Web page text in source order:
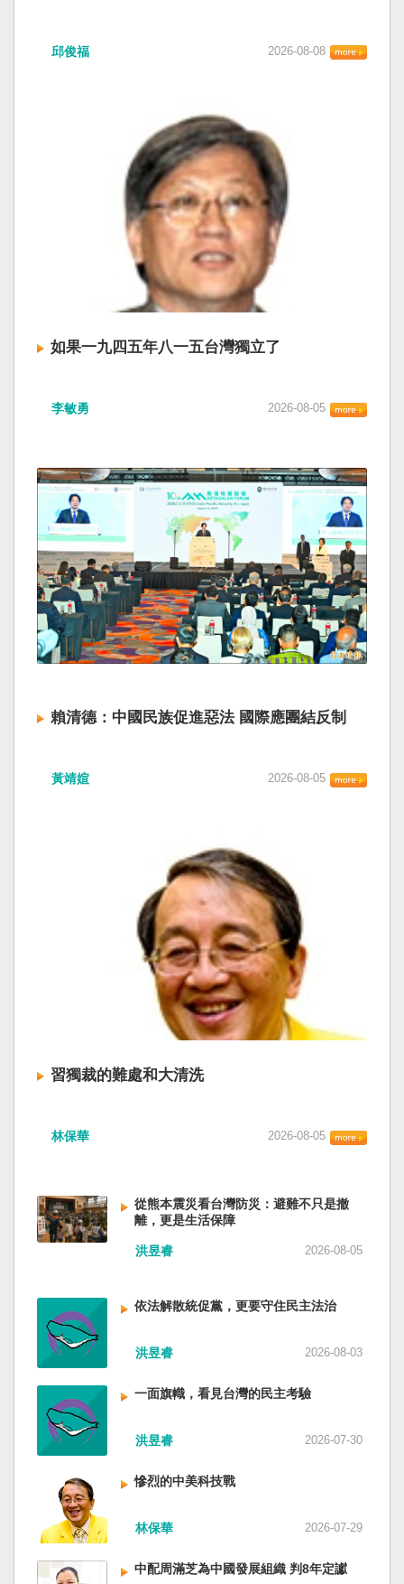
「將對經過台灣海峽南口北上船舶實施交通管
視網） 陸委會：中共無理粗魯聲明 極其可笑 中國
廣東海事局公告，受到颱風白海豚影響，「將對
經過台灣海峽南口北上船舶實施交通管制」。海
巡署昨晚嚴正駁斥，強調中國無任何權利在台灣
海峽實施交通管制。陸委會也表示，中共假借颱
風名義聲稱管制相關海域，違反聯合國海洋法公
約等國際規範，「中共有關部門的無理粗魯聲明
是對國際秩序與規範的無知、漠視與踐踏，極其
可笑」。 中國海事局官網六日公告，颱風白海豚
將影響台灣海峽及周邊海域，廣東海事局決定六
日晚間六時起，對經過台灣海峽南口北上船舶實
施交通管制，各船舶必須遵守交通管制要求，聽
從現場海事管理機構指揮。 海巡署昨表示，台灣
自由」原則，中國無任何權利對該水域實施「管
之實的認知作戰，企圖藉海事管制將台海內水
化，予以最嚴厲譴責，並要求中方恪守國際規
範，避免破壞區域的和平穩定。 海巡署同時強
調，將持續運用聯合情監偵手段，全天候掌握我
國周邊海域動態，目前未偵獲中國船舶異常舉
動，亦未接獲航商反映遭到廣播干擾，提醒航經
該海域之商貨輪，如接獲中方廣播時，無需理會
中方要求，並請立即通報相關單位，海巡署將會
採取一切必要手段，確保船舶航行自由與安全。
邱俊福 2026-08-08
如果一九四五年八一五台灣獨立了
的歷史就不會有中國國民黨，也不會捲入迄今仍
兩岸已有正常外交，中國也可致力提升國民福
祉。 如果一九四五年八一五台灣獨立了，就像二
戰後許多殖民地選擇獨立，成為杭廷頓第二波民
主化的歷史。獨立的台灣會像脫離日本殖民的韓
國，八一五這一天成為獨立紀念日及光復節。不
同於有國家歷史的朝鮮，台灣是新興國家，開展
自己國家的歷史。台灣沒有像朝鮮的左右路線競
逐政權，造成內戰形成南韓、北朝分裂國家的歷
史。或許會有左右路線政黨，形塑台灣的國家之
路。 如果一九四五年八一五台灣獨立了，一九四
史就會是另一種局面，與台灣無關。台灣沒有中
四五年八一五台灣獨立了，台灣會成為東亞漢字
客家話、原住民各族語也不會被壓迫。 如果一九
四五年八一五台灣獨立了，台灣早已是聯合國會
員國，也不至於迄今仍以國體不明的身分爭取加
入聯合國。當然不會捲入國內戰後兩個中國的鬥
爭。當然也沒有以反共為名、行專政之實的卅八
年戒嚴讓許多政治受難者的母親長期在黑夜哭
泣。 如果一九四五年八一五台灣獨立了，台灣早
已民主化，不必有長期戒嚴體制的壓迫，也沒有
隨中國國民黨從中國流亡到台灣形成的流亡殖民
群落留下來的遺民問題。漢字文化圈的國家台灣
來台也是中國僑民或台灣新住民、新國民，而不
國民養成過程的教育被教導成一個虛構的大國，
北相連，四面海域環抱，是島嶼國度不是大陸國
家。 一九四五年八一五，台灣人在祖國的迷惘與
迷障中做了錯誤的選擇，不只造成台灣集體命運
好好建構我們尚未正常化的國家。台灣是小而
美、豐裕而堅強，在太平洋西南海域，一個閃亮
的國家。 中國啊！請獨立於台灣之外吧！如果在
意收拾「中華民國」這個你們立鑄為繼承之國碑
銘的國號，台灣也會尊重歷史，對殘餘中國做歷
史的了結，寫下句點。生活在台灣的人們應共同
起造一個對「中國」不構成侵權的新國家，開啟
歷史的新樂章。歷史不會重來，但提供教訓。
李敏勇 2026-08-05
賴清德：中國民族促進惡法 國際應團結反制
「民族團結進步促進法」對各國人民進行政治審
統賴清德昨日於凱達格蘭論壇致詞表示，中國的
「民促法」不僅侵害台灣主權，更透過跨國鎮
壓，對世界各國人民進行政治審查、製造寒蟬效
應，是國際社會應該團結反制的惡法；台灣不會
接受統戰滲透和紅色恐怖、不會坐視中國將壓迫
黑手伸進台灣，或任何自由國家與地區。 不會坐
視北京黑手伸進台灣 賴清德指出，中國上個月不
顧國際反對，實施「民族團結進步促進法」，
「對中政策跨國議會聯盟」（IPAC）隨即發表聲
明，譴責嚴重違反基本人權。他感謝IPAC日本共
同主席中谷元、IPAC執行主任裴倫德昨以行動再
次彰顯這份聲明的立場，很榮幸代表台灣人民接
受IPAC的聲明，台灣會給予堅定的支持，共同捍
更透過跨國鎮壓手段，對世界各國人民進行政治
延」 賴清德表示，面對中國威權主義不斷擴張，
紅色恐怖正在世界各地蔓延，今年論壇主題聚焦
討論全球的民主韌性、灰帶侵擾的因應聯防，以
及非紅供應鏈的重塑，更加反映出台灣在國際社
任。 賴清德表示，當今台灣的民主成就受到國際
的肯定，面對中國「民促法」的威脅，台灣不會
接受統戰滲透和紅色恐怖、不會坐視中國將壓迫
黑手伸進台灣，或任何自由國家與地區。 賴清德
禦、責任分擔」，並將持續提升國防力量、強化
全社會防衛韌性，增進國際合作，凝聚最大的力
量，確保印太區域的和平穩定；台灣也將善用
AI、半導體、資通訊等高科技產業優勢，串聯民
主夥伴，一起打造「非紅供應鏈」，來強化經濟
韌性，讓彼此的國家更安全更繁榮。 最後，賴清
德說，台灣是民主自由的燈塔，也是印太和平的
重要基石，即使威權主義威脅及全球新興挑戰不
斷，台灣有堅定的意志，確保民主燈塔永明，自
由基石永固。
黃靖媗 2026-08-05
習獨裁的難處和大清洗
中全會。本來以為在七月上海的AI全球大會以
不見了，改為「加快、加強」。從奇技淫巧改為
「適應不同群體消費需求擴大優質供給」。顯然
七月中國官方的經濟數字，製造業採購經理人指
數PMI，由六月的五十．三％大幅滑落至四十九．
五十％榮枯線，加上非製造業和綜合PMI產出指數
三大核心指標同步跌穿榮枯線，習近平的梭哈
（孤注一擲）失敗，在會議文件上不得不兩處承
認「困難」。 一處是「有效應對各種外部衝擊和
的困難挑戰」。其後各段落所說的例如公平競
爭、就業、三農、天災等都是。而「常態化解決
企業帳款拖欠問題」，更暴露企業之間拖欠已經
是常態化。近三十年前的「三角債」是不是復活
了？企業發薪給員工當然也拖欠。 另外有兩處提
到「兜牢基層『三保』底線」和「抓好『一老一
小』服務保障」，社會保險系統也出了問題。 後
段有一句「推動各級領導幹部以更加昂揚向上的
精氣神，不斷創造高質量發展新業績」。不懂什
麼是「精氣神」，還以為是假文件，是新時代習
林保華 2026-08-05
從熊本震災看台灣防災：避難不只是撤
離，更是生活保障
洪昱睿 2026-08-05
依法解散統促黨，更要守住民主法治
洪昱睿 2026-08-03
一面旗幟，看見台灣的民主考驗
洪昱睿 2026-07-30
慘烈的中美科技戰
林保華 2026-07-29
中配周滿芝為中國發展組織 判8年定讞